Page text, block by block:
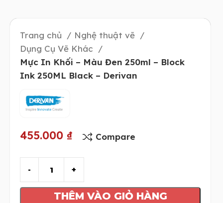
Trang chủ
Nghệ thuật vẽ
Dụng Cụ Vẽ Khác
Mực In Khối – Màu Đen 250ml – Block
Ink 250ML Black – Derivan
455.000 ₫ Compare
THÊM VÀO GIỎ HÀNG